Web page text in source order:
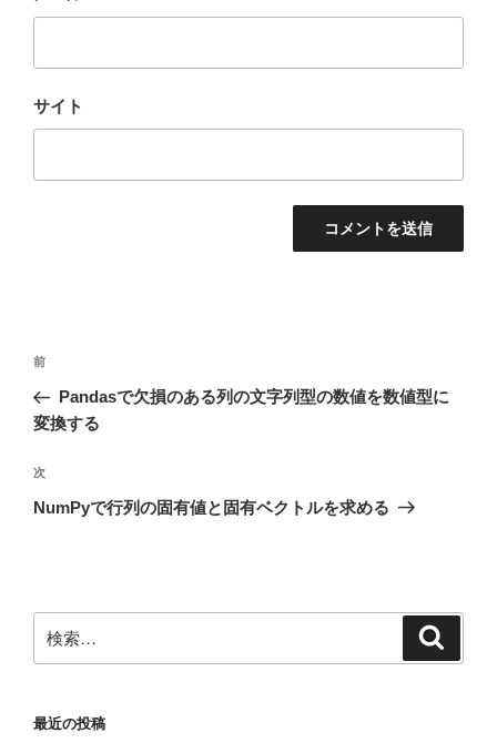
サイト
投
ナ
ゲ
ー
前
の
投
前
Pandasで欠損のある列の文字列型の数値を数値型に
変換する
次
の
次
NumPyで行列の固有値と固有ベクトルを求める
索:
最近の投稿